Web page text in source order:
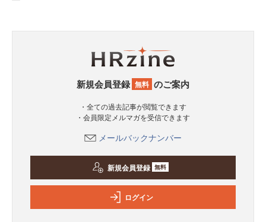
新規会員登録 無料 のご案内
・全ての過去記事が閲覧できます
・会員限定メルマガを受信できます
メールバックナンバー
新規会員登録 無料
ログイン